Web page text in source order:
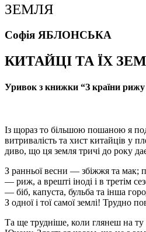
ЗЕМЛЯ
Софія ЯБЛОНСЬКА
КИТАЙЦІ ТА ЇХ
Уривок з книжки “З країни рижу
Із щораз то більшою пошаною я
витривалість та хист китайців у
диво, що ця земля тричі до року
З ранньої весни — збіжжя та мак;
— риж, а врешті іноді і в третім
— біб, капуста, буль­ба та інша
З одної і тої самої землі! Трудно
Та ще трудніше, коли глянеш на